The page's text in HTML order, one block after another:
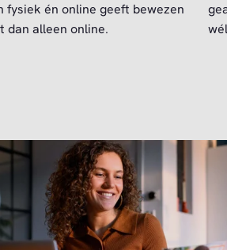
fysiek én online geeft bewezen
dan alleen online.